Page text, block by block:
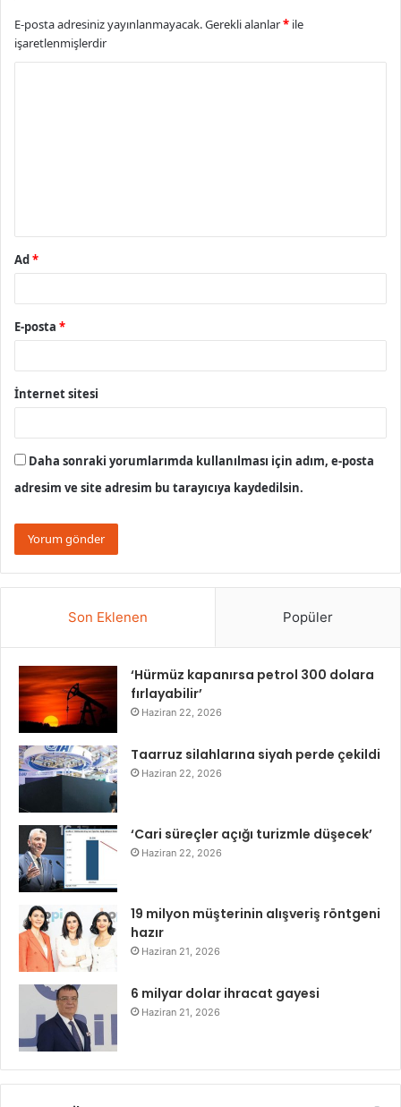
E-posta adresiniz yayınlanmayacak.Gerekli alanlar* ile
işaretlenmişlerdir
Ad*
E-posta *
İnternet sitesi
Daha sonraki yorumlarımda kullanılması için adım, e-posta
adresim ve site adresim bu tarayıcıya kaydedilsin.
Son Eklenen Popüler
‘Hürmüz kapanırsa petrol 300 dolara
fırlayabilir’
Haziran 22, 2026
Taarruz silahlarına siyah perde çekildi
Haziran 22, 2026
‘Cari süreçler açığı turizmle düşecek’
Haziran 22, 2026
19 milyon müşterinin alışveriş röntgeni
hazır
Haziran 21, 2026
6 milyar dolar ihracat gayesi
Haziran 21, 2026